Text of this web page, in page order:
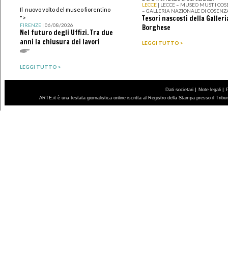
Il nuovo volto del museo fiorentino
">
FIRENZE| 06/08/2026
Nel futuro degli Uffizi. Tra due
anni la chiusura dei lavori
LEGGI TUTTO >
LECCE | LECCE – MUSEO MUST I
– GALLERIA NAZIONALE DI
Tesori nascosti della
Borghese
LEGGI TUTTO >
Dati societari | Note legali |
ARTE.it è una testata giornalistica online iscritta al Registro della Stampa presso il